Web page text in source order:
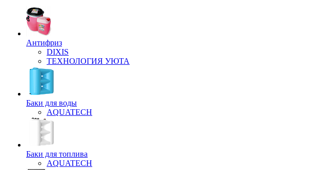
Антифриз
DIXIS
ТЕХНОЛОГИЯ УЮТА
Баки для воды
AQUATECH
Баки для топлива
AQUATECH